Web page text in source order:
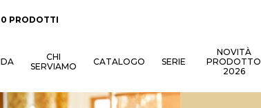
0 PRODOTTI
CHI
SERVIAMO
CATALOGO SERIE
NOVITÀ
PRODOTTO
2026